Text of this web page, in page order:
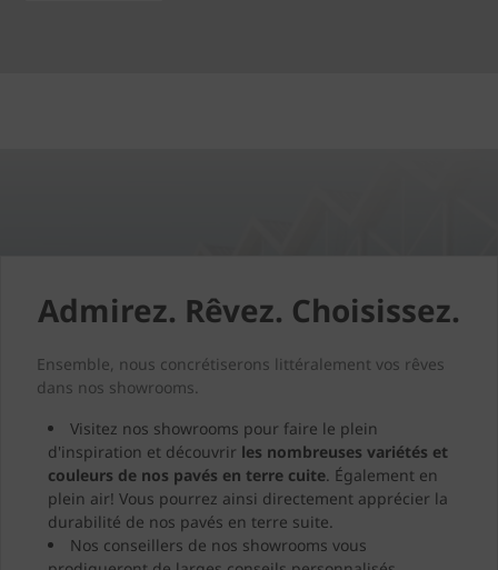
Admirez. Rêvez. Choisissez.
Ensemble, nous concrétiserons littéralement vos rêves
dans nos showrooms.
Visitez nos showrooms pour faire le plein
d'inspiration et découvrir les nombreuses variétés et
couleurs de nos pavés en terre cuite. Également en
plein air! Vous pourrez ainsi directement apprécier la
durabilité de nos pavés en terre suite.
Nos conseillers de nos showrooms vous